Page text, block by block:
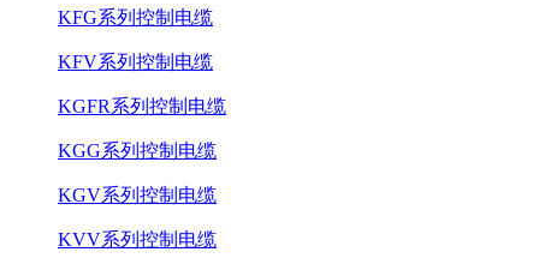
KFG系列控制电缆
KFV系列控制电缆
KGFR系列控制电缆
KGG系列控制电缆
KGV系列控制电缆
KVV系列控制电缆